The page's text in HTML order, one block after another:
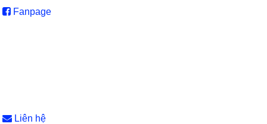
Fanpage
Liên hệ